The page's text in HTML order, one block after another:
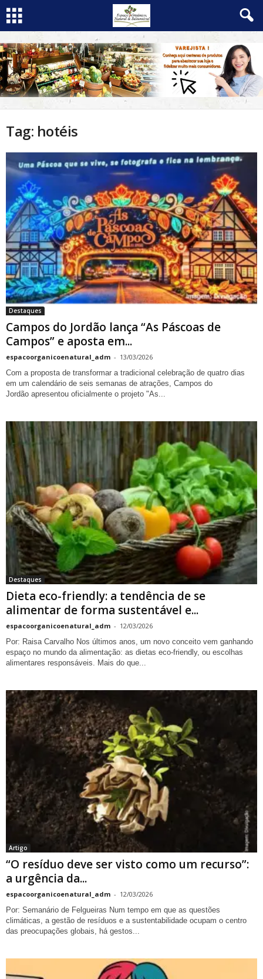
Tag: hotéis
Destaques
Campos do Jordão lança “As Páscoas de
Campos” e aposta em...
espacoorganicoenatural_adm - 13/03/2026
Com a proposta de transformar a tradicional celebração de quatro dias
em um calendário de seis semanas de atrações, Campos do
Jordão apresentou oficialmente o projeto "As...
Destaques
Dieta eco-friendly: a tendência de se
alimentar de forma sustentável e...
espacoorganicoenatural_adm - 12/03/2026
Por: Raisa Carvalho Nos últimos anos, um novo conceito vem ganhando
espaço no mundo da alimentação: as dietas eco-friendly, ou escolhas
alimentares responsáveis. Mais do que...
Artigo
“O resíduo deve ser visto como um recurso”:
a urgência da...
espacoorganicoenatural_adm - 12/03/2026
Por: Semanário de Felgueiras Num tempo em que as questões
climáticas, a gestão de resíduos e a sustentabilidade ocupam o centro
das preocupações globais, há gestos...